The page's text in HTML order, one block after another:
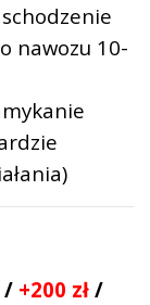
nawozu 10-
/ +200 zł /